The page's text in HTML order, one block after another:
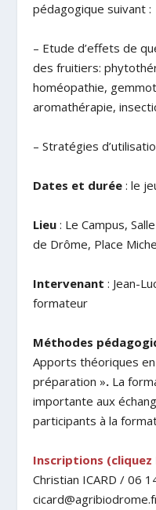
pédagogique suivant :
– Etude d’effets de
des fruitiers:
homéopathie,
aromathérapie,
– Stratégies
Dates et durée : le
Lieu : Le Campus,
de Drôme, Place
Intervenant : Jean-
formateur
Méthodes
Apports théoriques en
préparation ». La
importante aux
participants à la
Inscriptions (cliquez
Christian ICARD / 06